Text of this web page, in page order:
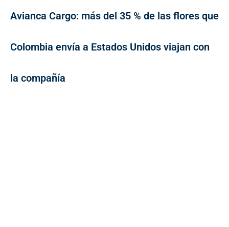
Avianca Cargo: más del 35 % de las flores que
Colombia envía a Estados Unidos viajan con
la compañía